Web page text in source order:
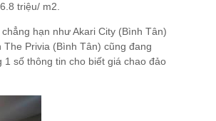
triệu/ m2.
hạn như Akari City (Bình Tân)
Privia (Bình Tân) cũng đang
số thông tin cho biết giá chao đảo